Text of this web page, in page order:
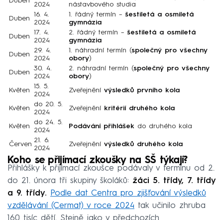
2024
nástavbového studia
Duben
16. 4.
2024
1. řádný termín – šestiletá a osmiletá
gymnázia
Duben
17. 4.
2024
2. řádný termín – šestiletá a osmiletá
gymnázia
Duben
29. 4.
2024
1. náhradní termín (společný pro všechny
obory)
Duben
30. 4.
2024
2. náhradní termín (společný pro všechny
obory)
Květen
15. 5.
2024
Zveřejnění výsledků prvního kola
Květen
do 20. 5.
2024
Zveřejnění kritérií druhého kola
Květen
do 24. 5.
2024
Podávání přihlášek do druhého kola
Červen
21. 6.
2024
Zveřejnění výsledků druhého kola
Koho se přijímací zkoušky na SŠ týkají?
Přihlášky k přijímací zkoušce podávaly v termínu od 2.
do 21. února tři skupiny školáků: žáci 5. třídy, 7. třídy
a 9. třídy.
Podle dat Centra pro zjišťování výsledků
vzdělávání (Cermat) v roce 2024 tak učinilo zhruba